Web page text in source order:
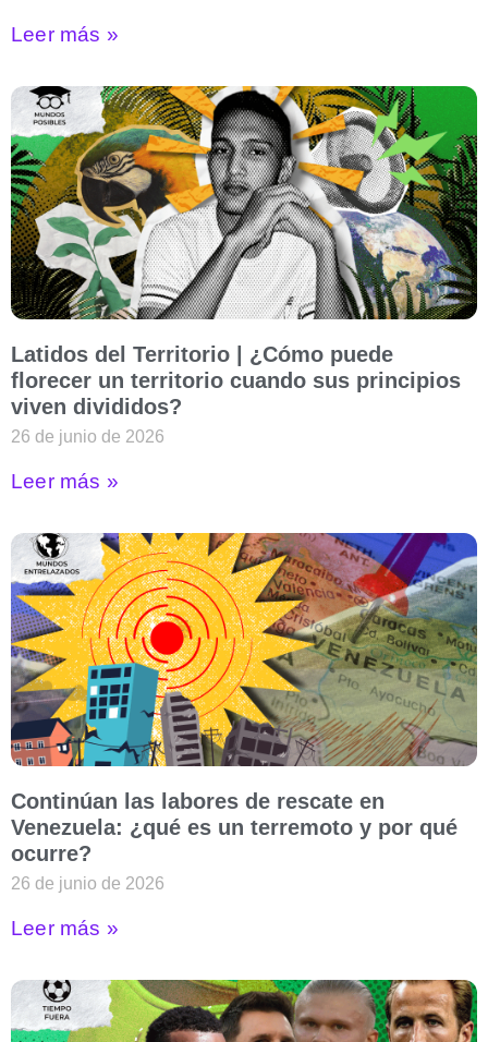
Leer más »
Latidos del Territorio | ¿Cómo puede
florecer un territorio cuando sus principios
viven divididos?
26 de junio de 2026
Leer más »
Continúan las labores de rescate en
Venezuela: ¿qué es un terremoto y por qué
ocurre?
26 de junio de 2026
Leer más »